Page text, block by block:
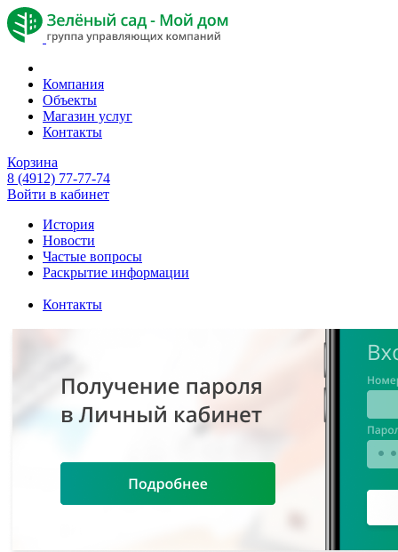
Компания
Объекты
Магазин услуг
Контакты
Корзина
8 (4912) 77-77-74
Войти в кабинет
История
Новости
Частые вопросы
Раскрытие информации
Контакты